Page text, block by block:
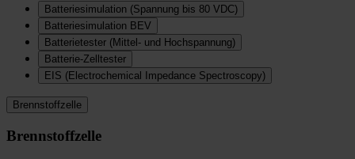
Batteriesimulation (Spannung bis 80 VDC)
Batteriesimulation BEV
Batterietester (Mittel- und Hochspannung)
Batterie-Zelltester
EIS (Electrochemical Impedance Spectroscopy)
Brennstoffzelle
Brennstoffzelle